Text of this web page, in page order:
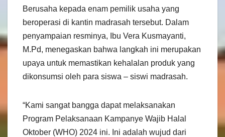
Berusaha kepada enam pemilik usaha yang
beroperasi di kantin madrasah tersebut. Dalam
penyampaian resminya, Ibu Vera Kusmayanti,
M.Pd, menegaskan bahwa langkah ini merupakan
upaya untuk memastikan kehalalan produk yang
dikonsumsi oleh para siswa – siswi madrasah.
“Kami sangat bangga dapat melaksanakan
Program Pelaksanaan Kampanye Wajib Halal
Oktober (WHO) 2024 ini. Ini adalah wujud dari